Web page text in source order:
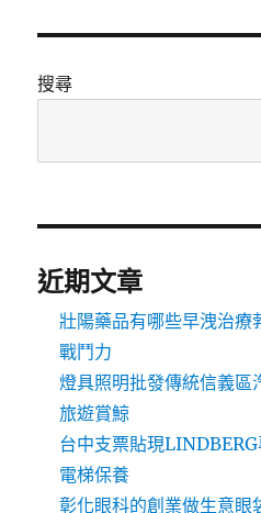
搜尋
近期文章
壯陽藥品有哪些早洩治療
戰鬥力
燈具照明批發傳統信義區
旅遊賞鯨
台中支票貼現
電梯保養
彰化眼科的創業做生意眼